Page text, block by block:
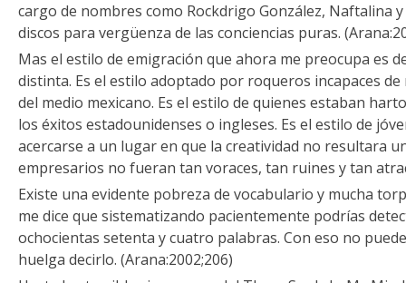
cargo de nombres como Rockdrigo González, Naftalina
discos para vergüenza de las conciencias puras.
Mas el estilo de emigración que ahora me preocupa es
distinta. Es el estilo adoptado por roqueros incapaces
del medio mexicano. Es el estilo de quienes estaban
los éxitos estadounidenses o ingleses. Es el estilo de
acercarse a un lugar en que la creatividad no resultara
empresarios no fueran tan voraces, tan ruines y tan
Existe una evidente pobreza de vocabulario y mucha
me dice que sistematizando pacientemente podrías
ochocientas setenta y cuatro palabras. Con eso no
huelga decirlo. (Arana:2002;206)